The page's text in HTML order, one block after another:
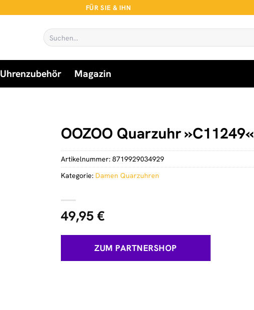
FÜR SIE & IHN
Suchen
nach:
Uhrenzubehör Magazin
OOZOO Quarzuhr »C11249«
49,95 €
ZUM PARTNERSHOP
Artikelnummer: 8719929034929
Kategorie: Damen Quarzuhren